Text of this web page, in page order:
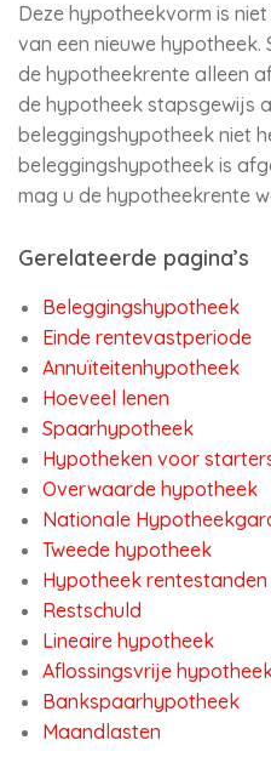
Deze hypotheekvorm is
van een nieuwe hypotheek.
de hypotheekrente alleen
de hypotheek stapsgewijs
beleggingshypotheek niet
beleggingshypotheek is
mag u de hypotheekrente
Gerelateerde pagina’s
Beleggingshypotheek
Einde rentevastperiode
Annuïteitenhypotheek
Hoeveel lenen
Spaarhypotheek
Hypotheken voor
Overwaarde hypotheek
Nationale
Tweede hypotheek
Hypotheek rentestanden
Restschuld
Lineaire hypotheek
Aflossingsvrije
Bankspaarhypotheek
Maandlasten